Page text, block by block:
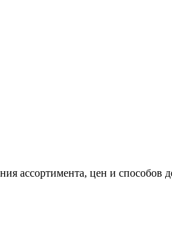
ассортимента, цен и способов